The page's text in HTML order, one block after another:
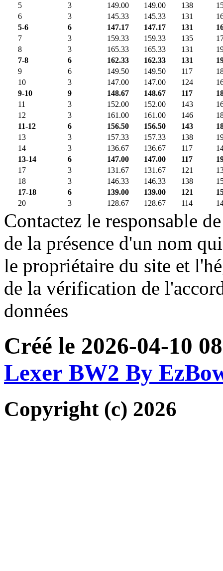
5
3 149.00 149.00 138
6
3 145.33 145.33 131
5-6
6 147.17 147.17 131
7
3 159.33 159.33 135
8
3 165.33 165.33 131
7-8
6 162.33 162.33 131
9
6 149.50 149.50 117
10
3 147.00 147.00 124
9-10
9 148.67 148.67 117
11
3 152.00 152.00 143
12
3 161.00 161.00 146
11-12
6 156.50 156.50 143
13
3 157.33 157.33 138
14
3 136.67 136.67 117
13-14
6 147.00 147.00 117
17
3 131.67 131.67 121
18
3 146.33 146.33 138
17-18
6 139.00 139.00 121
20
3 128.67 128.67 114
Contactez le responsable
de la présence d'un nom
le propriétaire du site et
de la vérification de
données
Créé le 2026-04-10
Lexer BW2 By
Copyright (c) 2026